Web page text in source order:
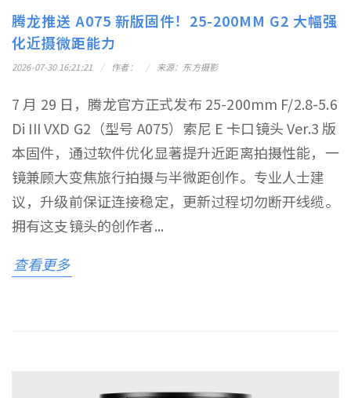
腾龙推送 A075 新版固件！25-200MM G2 大幅强
化近摄微距能力
2026-07-30 16:21:21 作者： 来源：东方摄影
7 月 29 日，腾龙官方正式发布 25-200mm F/2.8-5.6
Di III VXD G2（型号 A075）索尼 E 卡口镜头 Ver.3 版
本固件，通过软件优化显著提升近距离拍摄性能，一
镜兼顾大变焦旅行拍摄与半微距创作。专业人士建
议，升级前保证连接稳定，更新过程切勿断开线缆。
拥有这支镜头的创作者...
查看更多